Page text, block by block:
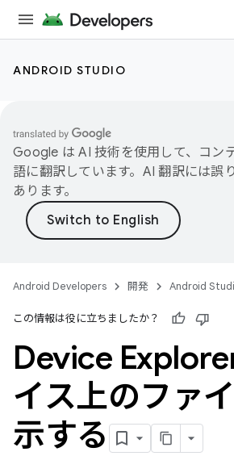
ANDROID STUDIO
Google は AI 技術を使用して、コン
語に翻訳しています。AI 翻訳には誤
あります。
Android Developers 開発 Android
この情報は役に立ちましたか？
Device
イス上のファ
示する